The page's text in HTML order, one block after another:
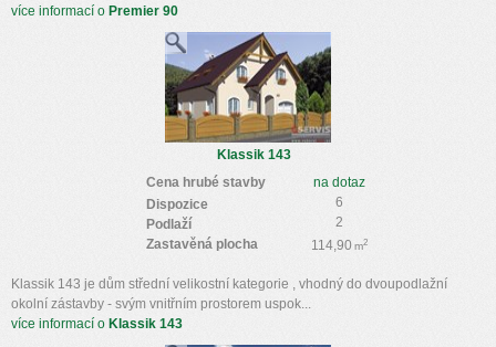
více informací o Premier 90
Klassik 143
na dotaz
Cena hrubé stavby
6
Dispozice
2
Podlaží
114,90m2
Zastavěná plocha
Klassik 143 je dům střední velikostní kategorie , vhodný do dvoupodlažní
okolní zástavby - svým vnitřním prostorem uspok...
více informací o Klassik 143